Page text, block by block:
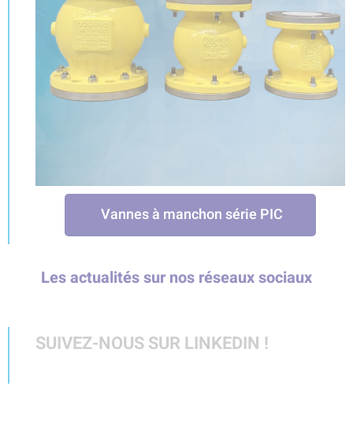
Vannes à manchon série PIC
Les actualités sur nos réseaux sociaux
SUIVEZ-NOUS SUR LINKEDIN !